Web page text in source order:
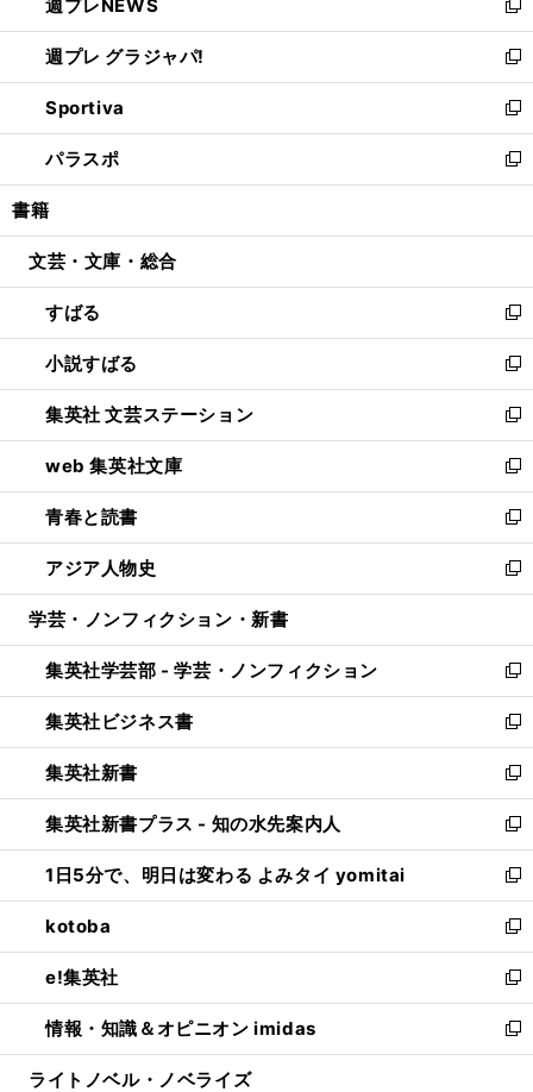
く
で
開
く
ド
ウ
で
開
く
い
ウ
ィ
ン
ド
ウ
で
開
週プレNEWS
新
し
い
ウ
ィ
ン
ド
ウ
開
週プレ グラジャパ!
新
し
い
ウ
ィ
ン
ウ
開
く
Sportiva
新
し
い
ウ
ン
ウ
で
開
く
パラスポ
新
し
ウ
ン
ド
ウ
で
開
く
書籍
文芸・文庫・総合
すばる
新
し
い
ウ
ィ
ン
ド
ウ
で
開
く
小説すばる
新
し
い
ウ
ィ
ン
ド
ウ
で
開
集英社 文芸ステーション
新
し
い
ウ
ィ
ン
ド
ウ
開
く
web 集英社文庫
新
し
い
ウ
ィ
ン
ウ
で
開
く
青春と読書
新
し
い
ウ
ン
ド
ウ
で
開
く
アジア人物史
新
し
ウ
ィ
ン
ド
ウ
で
開
く
学芸・ノンフィクション・新書
集英社学芸部 - 学芸・ノンフィクション
新
し
い
ウ
ィ
ン
ド
ウ
で
開
く
集英社ビジネス書
新
し
い
ウ
ィ
ン
ド
ウ
で
開
く
集英社新書
新
し
い
ウ
ィ
ン
ド
ウ
で
開
く
集英社新書プラス - 知の水先案内人
新
し
い
ウ
ィ
ン
ド
ウ
で
開
1日5分で、明日は変わる よみタイ yomitai
新
し
い
ウ
ィ
ン
ド
ウ
kotoba
新
し
い
ウ
ィ
ン
e!集英社
新
し
い
ウ
情報・知識＆オピニオン imidas
新
し
ライトノベル・ノベライズ